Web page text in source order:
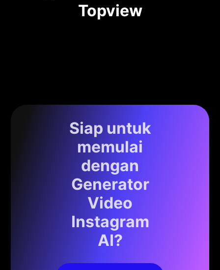
Topview
Siap untuk
memulai
dengan
Generator
Video
Instagram
AI?